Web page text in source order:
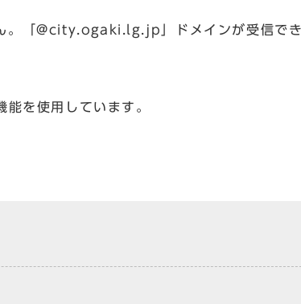
。「@city.ogaki.lg.jp」ドメインが受信で
を使用しています。